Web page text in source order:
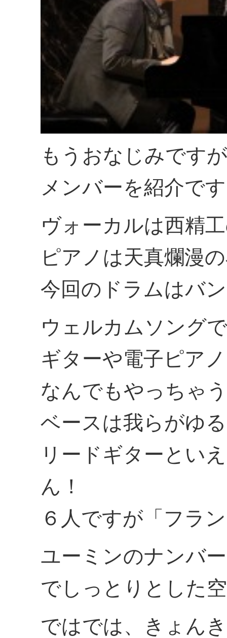
もうおなじみです
メンバーを紹介で
ヴォーカルは西精
ピアノは天真爛漫
今回のドラムはバ
ウェルカムソング
ギターや電子ピア
なんでもやっちゃ
ベースは我らがゆ
リードギターとい
ん！
６人ですが「フラ
ユーミンのナンバ
でしっとりとした
ではでは、きょん